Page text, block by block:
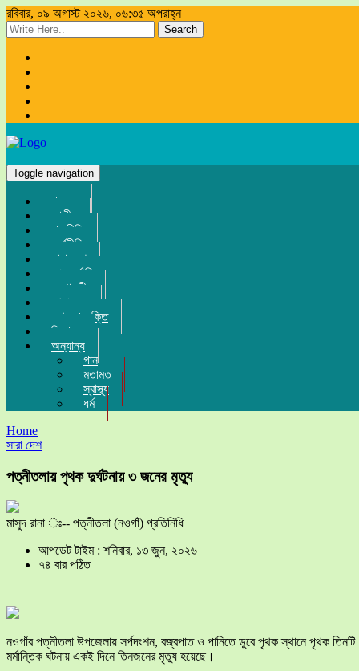
রবিবার, ০৯ অগাস্ট ২০২৬, ০৬:৩৫ অপরাহ্ন
Search
Toggle navigation
প্রচ্ছদ
জাতীয়
রাজনীতি
অর্থনীতি
সারা দেশ
আন্তর্জাতিক
সম্পাদকীয়
খেলা-ধুলা
তথ্য-প্রযুক্তি
বিনোদন
অন্যান্য
গান
মতামত
স্বাস্থ্য
ধর্ম
Home
সারা দেশ
পত্নীতলায় পৃথক দুর্ঘটনায় ৩ জনের মৃত্যু
মাসুদ রানা ঃ-- পত্নীতলা (নওগাঁ) প্রতিনিধি
আপডেট টাইম : শনিবার, ১৩ জুন, ২০২৬
৭৪ বার পঠিত
নওগাঁর পত্নীতলা উপজেলায় সর্পদংশন, বজ্রপাত ও পানিতে ডুবে পৃথক স্থানে পৃথক তিনটি
মর্মান্তিক ঘটনায় একই দিনে তিনজনের মৃত্যু হয়েছে।